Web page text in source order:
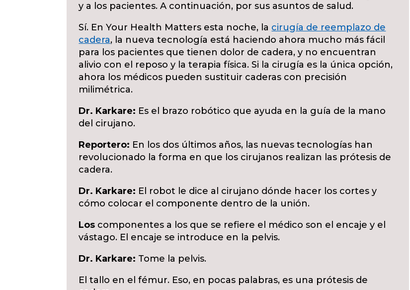
y a los pacientes. A continuación, por sus asuntos de salud.
Sí. En Your Health Matters esta noche, la cirugía de reemplazo de
cadera, la nueva tecnología está haciendo ahora mucho más fácil
para los pacientes que tienen dolor de cadera, y no encuentran
alivio con el reposo y la terapia física. Si la cirugía es la única opción,
ahora los médicos pueden sustituir caderas con precisión
milimétrica.
Dr. Karkare: Es el brazo robótico que ayuda en la guía de la mano
del cirujano.
Reportero: En los dos últimos años, las nuevas tecnologías han
revolucionado la forma en que los cirujanos realizan las prótesis de
cadera.
Dr. Karkare: El robot le dice al cirujano dónde hacer los cortes y
cómo colocar el componente dentro de la unión.
Los componentes a los que se refiere el médico son el encaje y el
vástago. El encaje se introduce en la pelvis.
Dr. Karkare: Tome la pelvis.
El tallo en el fémur. Eso, en pocas palabras, es una prótesis de